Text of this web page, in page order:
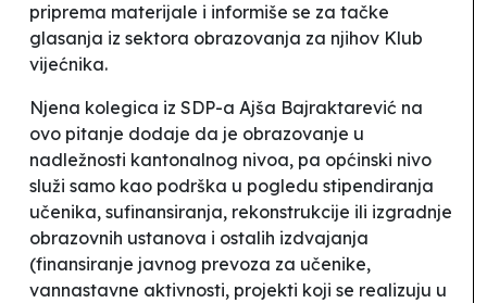
priprema materijale i informiše se za tačke
glasanja iz sektora obrazovanja za njihov Klub
vijećnika.
Njena kolegica iz SDP-a Ajša Bajraktarević na
ovo pitanje dodaje da je obrazovanje u
nadležnosti kantonalnog nivoa, pa općinski nivo
služi samo kao podrška u pogledu stipendiranja
učenika, sufinansiranja, rekonstrukcije ili izgradnje
obrazovnih ustanova i ostalih izdvajanja
(finansiranje javnog prevoza za učenike,
vannastavne aktivnosti, projekti koji se realizuju u